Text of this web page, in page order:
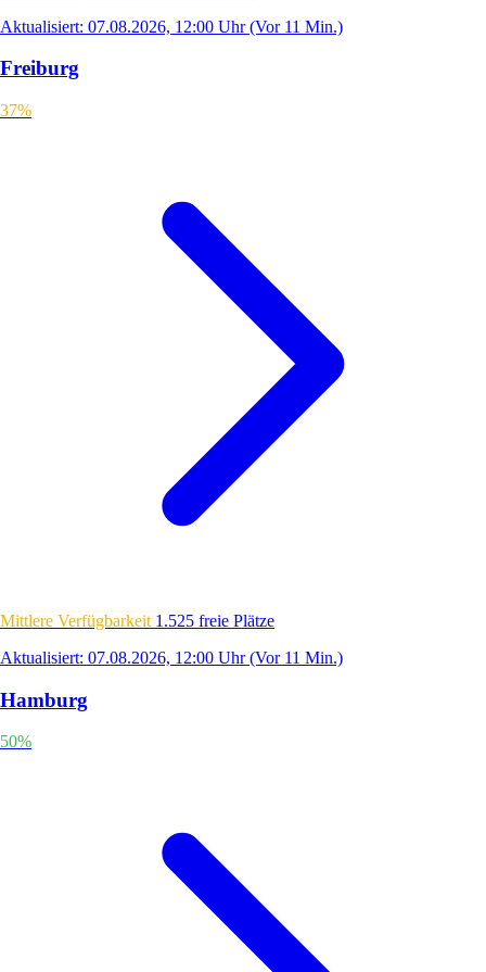
Aktualisiert: 07.08.2026, 12:00 Uhr(Vor 11 Min.)
Freiburg
37%
Mittlere Verfügbarkeit 1.525 freie Plätze
Aktualisiert: 07.08.2026, 12:00 Uhr(Vor 11 Min.)
Hamburg
50%